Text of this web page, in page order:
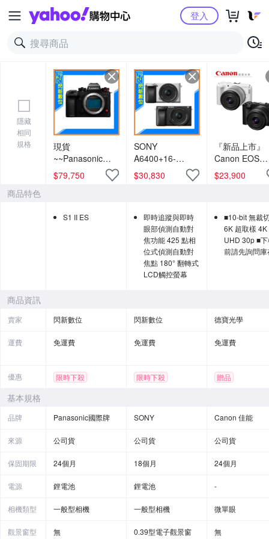
Yahoo購物中心登入
隱藏
相同
規格
現貨
~~Panasonic
Lumix S1M2ES
單機身(公司
$79,750
SONY
A6400+16-
50mm II APSC
微單 相機
$30,830
『新品上市』
Canon EOS
R50V RF-S
30mm
VLOG
$23,900
商品特色
S1 II ES
即時追蹤與即時
眼部偵測自動對
焦功能 425 點相
位式偵測自動對
焦點 180° 翻轉式
LCD觸控螢幕
■10-bit 無裁
6K 超取樣 4K
UHD 30p ■
前請先詢問庫
商品資訊
賣家 閃新數位 閃新數位 德寶光學
運費 免運費 免運費 免運費
優惠 限時下殺 限時下殺 贈品
基本規格
品牌 Panasonic國際牌 SONY Canon 佳能
來源 公司貨 公司貨 公司貨
保固期限 24個月 18個月 24個月
電源 鋰電池 鋰電池 -
相機類型 一般型相機 一般型相機 微單眼
觀景窗型
無 0.39型電子觀景窗 無